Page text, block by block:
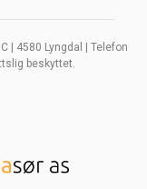
| 4580 Lyngdal | Telefon
beskyttet.